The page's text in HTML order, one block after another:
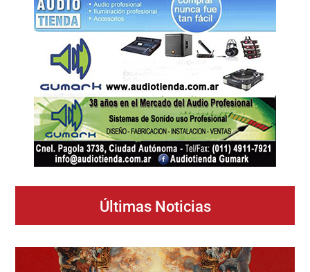
Últimas Noticias